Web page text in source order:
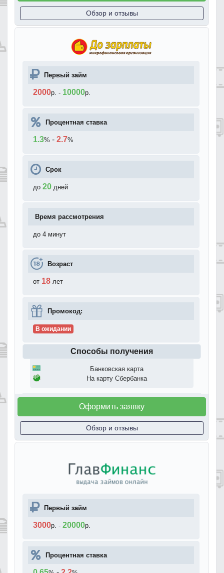
Обзор и отзывы
Первый займ
2000р. - 10000р.
Процентная ставка
1.3% - 2.7%
Срок
до 20 дней
Время рассмотрения
до 4 минут
Возраст
от 18 лет
Промокод:
В ожидании
Способы получения
Банковская карта
На карту Сбербанка
Оформить заявку
Обзор и отзывы
Первый займ
3000р. - 20000р.
Процентная ставка